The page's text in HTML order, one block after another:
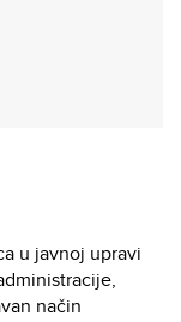
u javnoj upravi
način